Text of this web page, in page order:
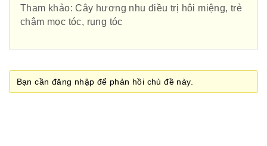
Tham khảo: Cây hương nhu điều trị hôi miệng, trẻ
chậm mọc tóc, rụng tóc
Bạn cần đăng nhập để phản hồi chủ đề này.
BYT